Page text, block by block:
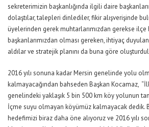
sekreterimizin başkanlığında ilgili daire
dolaştılar, talepleri dinlediler, fikir alışverişinde
üyelerinden gerek muhtarlarımızdan gerekse ilçe
başkanlarımızdan olması gereken, ihtiyaç
aldılar ve stratejik planını da buna göre
2016 yılı sonuna kadar Mersin genelinde yolu
kalmayacağından bahseden Başkan Kocamaz,
genelindeki yaklaşık 5 bin 500 km köy yolunun
İçme suyu olmayan köyümüz kalmayacak dedik.
hedefimizi biraz daha öne alıyoruz ve 2016 yılı